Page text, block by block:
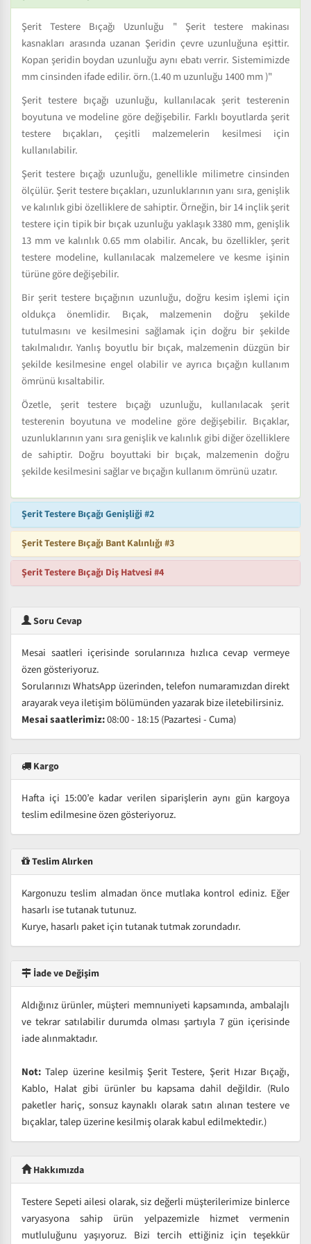
Şerit Testere Bıçağı Uzunluğu " Şerit testere makinası
kasnakları arasında uzanan Şeridin çevre uzunluğuna eşittir.
Kopan şeridin boydan uzunluğu aynı ebatı verrir. Sistemimizde
mm cinsinden ifade edilir. örn.(1.40 m uzunluğu 1400 mm )"
Şerit testere bıçağı uzunluğu, kullanılacak şerit testerenin
boyutuna ve modeline göre değişebilir. Farklı boyutlarda şerit
testere bıçakları, çeşitli malzemelerin kesilmesi için
kullanılabilir.
Şerit testere bıçağı uzunluğu, genellikle milimetre cinsinden
ölçülür. Şerit testere bıçakları, uzunluklarının yanı sıra, genişlik
ve kalınlık gibi özelliklere de sahiptir. Örneğin, bir 14 inçlik şerit
testere için tipik bir bıçak uzunluğu yaklaşık 3380 mm, genişlik
13 mm ve kalınlık 0.65 mm olabilir. Ancak, bu özellikler, şerit
testere modeline, kullanılacak malzemelere ve kesme işinin
türüne göre değişebilir.
Bir şerit testere bıçağının uzunluğu, doğru kesim işlemi için
oldukça önemlidir. Bıçak, malzemenin doğru şekilde
tutulmasını ve kesilmesini sağlamak için doğru bir şekilde
takılmalıdır. Yanlış boyutlu bir bıçak, malzemenin düzgün bir
şekilde kesilmesine engel olabilir ve ayrıca bıçağın kullanım
ömrünü kısaltabilir.
Özetle, şerit testere bıçağı uzunluğu, kullanılacak şerit
testerenin boyutuna ve modeline göre değişebilir. Bıçaklar,
uzunluklarının yanı sıra genişlik ve kalınlık gibi diğer özelliklere
de sahiptir. Doğru boyuttaki bir bıçak, malzemenin doğru
şekilde kesilmesini sağlar ve bıçağın kullanım ömrünü uzatır.
Şerit Testere Bıçağı Genişliği #2
Şerit Testere Bıçağı Bant Kalınlığı #3
Şerit Testere Bıçağı Diş Hatvesi #4
Soru Cevap
Mesai saatleri içerisinde sorularınıza hızlıca cevap vermeye
özen gösteriyoruz.
Sorularınızı WhatsApp üzerinden, telefon numaramızdan direkt
arayarak veya iletişim bölümünden yazarak bize iletebilirsiniz.
Mesai saatlerimiz:08:00 - 18:15 (Pazartesi - Cuma)
Kargo
Hafta içi 15:00’e kadar verilen siparişlerin aynı gün kargoya
teslim edilmesine özen gösteriyoruz.
Teslim Alırken
Kargonuzu teslim almadan önce mutlaka kontrol ediniz. Eğer
hasarlı ise tutanak tutunuz.
Kurye, hasarlı paket için tutanak tutmak zorundadır.
İade ve Değişim
Aldığınız ürünler, müşteri memnuniyeti kapsamında, ambalajlı
ve tekrar satılabilir durumda olması şartıyla 7 gün içerisinde
iade alınmaktadır.
Not: Talep üzerine kesilmiş Şerit Testere, Şerit Hızar Bıçağı,
Kablo, Halat gibi ürünler bu kapsama dahil değildir. (Rulo
paketler hariç, sonsuz kaynaklı olarak satın alınan testere ve
bıçaklar, talep üzerine kesilmiş olarak kabul edilmektedir.)
Hakkımızda
Testere Sepeti ailesi olarak, siz değerli müşterilerimize binlerce
varyasyona sahip ürün yelpazemizle hizmet vermenin
mutluluğunu yaşıyoruz. Bizi tercih ettiğiniz için teşekkür